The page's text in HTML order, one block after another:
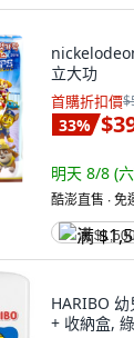
立大功
首購折扣價
33%
明天 8/8 (
酷澎直售 ∙ 免
满
HARIBO
+ 收納盒,